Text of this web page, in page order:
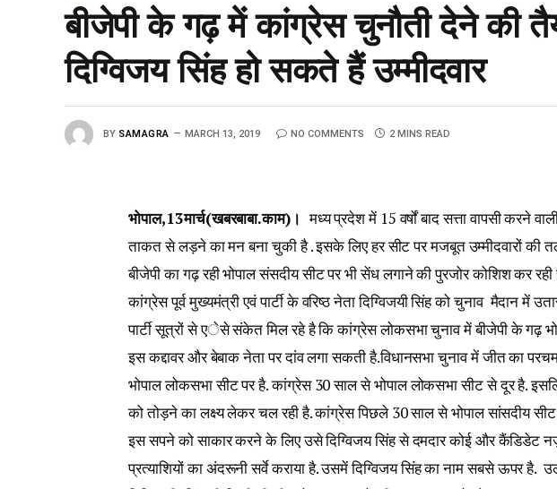
बीजेपी के गढ़ में कांग्रेस चुनौती देने की
दिग्विजय सिंह हो सकते हैं उम्मीदवार
BY SAMAGRA MARCH 13, 2019 NO COMMENTS 2 MINS READ
भोपाल,13मार्च(खबरबाबा.काम)।मध्य प्रदेश में 15 वर्षों बाद सत्ता वापसी करने
ताकत से लड़ने का मन बना चुकी है . इसके लिए हर सीट पर मजबूत उम्मीदवारों की
बीजेपी का गढ़ रही भोपाल संसदीय सीट पर भी सेंध लगाने की पुरजोर कोशिश कर
कांग्रेस पूर्व मुख्यमंत्री एवं पार्टी के वरिष्ठ नेता दिग्विजयी सिंह को चुनाव मैदान में
पार्टी सूत्रों से एेसे संकेत मिल रहे है कि कांग्रेस लोकसभा चुनाव में बीजेपी के गढ़
इस कद्दावर और बेबाक नेता पर दांव लगा सकती है.विधानसभा चुनाव में जीत का
भोपाल लोकसभा सीट पर है. कांग्रेस 30 साल से भोपाल लोकसभा सीट से दूर है.
को तोड़ने का लक्ष्य लेकर चल रही है. कांग्रेस पिछले 30 साल से भोपाल सांसदीय
इस सपने को साकार करने के लिए उसे दिग्विजय सिंह से दमदार कोई और कैंडिडेट
प्रत्याशियों का अंदरूनी सर्वे कराया है. उसमें दिग्विजय सिंह का नाम सबसे ऊपर है.